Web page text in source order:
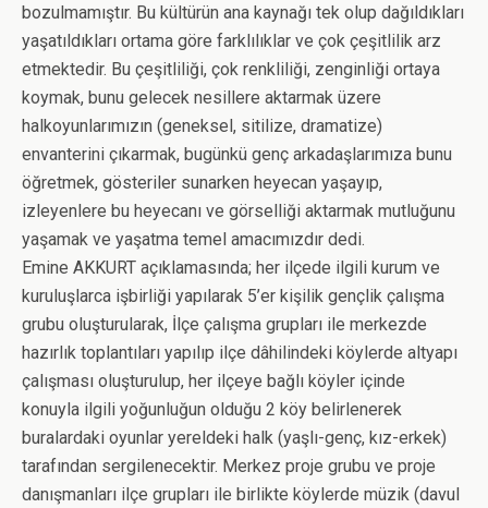
bozulmamıştır. Bu kültürün ana kaynağı tek olup dağıldıkları
yaşatıldıkları ortama göre farklılıklar ve çok çeşitlilik arz
etmektedir. Bu çeşitliliği, çok renkliliği, zenginliği ortaya
koymak, bunu gelecek nesillere aktarmak üzere
halkoyunlarımızın (geneksel, sitilize, dramatize)
envanterini çıkarmak, bugünkü genç arkadaşlarımıza bunu
öğretmek, gösteriler sunarken heyecan yaşayıp,
izleyenlere bu heyecanı ve görselliği aktarmak mutluğunu
yaşamak ve yaşatma temel amacımızdır dedi.
Emine AKKURT açıklamasında; her ilçede ilgili kurum ve
kuruluşlarca işbirliği yapılarak 5’er kişilik gençlik çalışma
grubu oluşturularak, İlçe çalışma grupları ile merkezde
hazırlık toplantıları yapılıp ilçe dâhilindeki köylerde altyapı
çalışması oluşturulup, her ilçeye bağlı köyler içinde
konuyla ilgili yoğunluğun olduğu 2 köy belirlenerek
buralardaki oyunlar yereldeki halk (yaşlı-genç, kız-erkek)
tarafından sergilenecektir. Merkez proje grubu ve proje
danışmanları ilçe grupları ile birlikte köylerde müzik (davul